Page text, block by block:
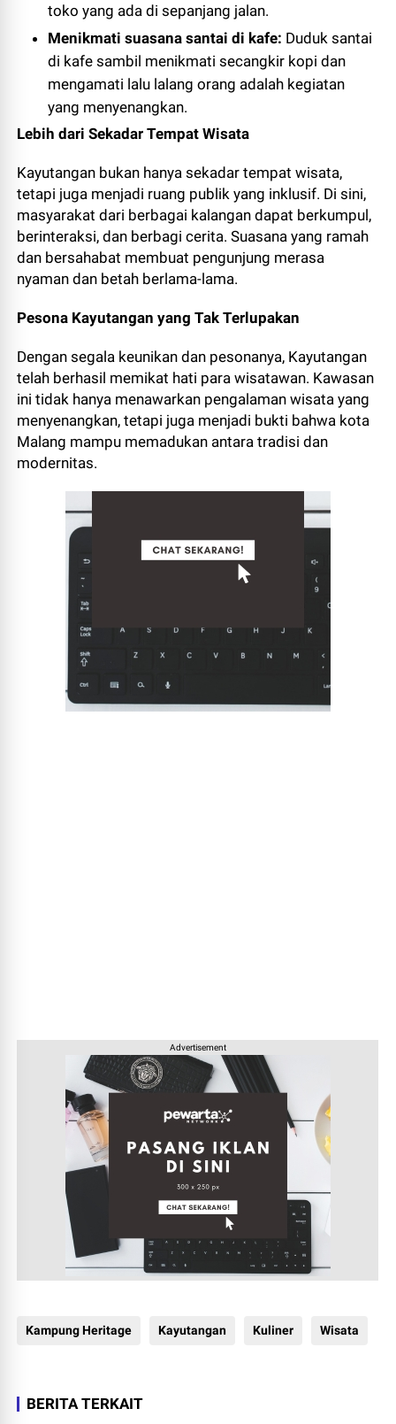
toko yang ada di sepanjang jalan.
Menikmati suasana santai di kafe: Duduk santai
di kafe sambil menikmati secangkir kopi dan
mengamati lalu lalang orang adalah kegiatan
yang menyenangkan.
Lebih dari Sekadar Tempat Wisata
Kayutangan bukan hanya sekadar tempat wisata,
tetapi juga menjadi ruang publik yang inklusif. Di sini,
masyarakat dari berbagai kalangan dapat berkumpul,
berinteraksi, dan berbagi cerita. Suasana yang ramah
dan bersahabat membuat pengunjung merasa
nyaman dan betah berlama-lama.
Pesona Kayutangan yang Tak Terlupakan
Dengan segala keunikan dan pesonanya, Kayutangan
telah berhasil memikat hati para wisatawan. Kawasan
ini tidak hanya menawarkan pengalaman wisata yang
menyenangkan, tetapi juga menjadi bukti bahwa kota
Malang mampu memadukan antara tradisi dan
modernitas.
Advertisement
Kampung Heritage Kayutangan Kuliner Wisata
BERITA TERKAIT